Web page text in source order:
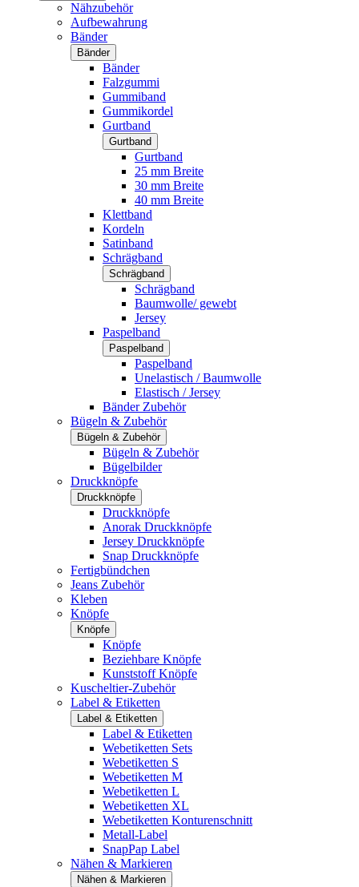
Nähzubehör
Aufbewahrung
Bänder
Bänder
Bänder
Falzgummi
Gummiband
Gummikordel
Gurtband
Gurtband
Gurtband
25 mm Breite
30 mm Breite
40 mm Breite
Klettband
Kordeln
Satinband
Schrägband
Schrägband
Schrägband
Baumwolle/ gewebt
Jersey
Paspelband
Paspelband
Paspelband
Unelastisch / Baumwolle
Elastisch / Jersey
Bänder Zubehör
Bügeln & Zubehör
Bügeln & Zubehör
Bügeln & Zubehör
Bügelbilder
Druckknöpfe
Druckknöpfe
Druckknöpfe
Anorak Druckknöpfe
Jersey Druckknöpfe
Snap Druckknöpfe
Fertigbündchen
Jeans Zubehör
Kleben
Knöpfe
Knöpfe
Knöpfe
Beziehbare Knöpfe
Kunststoff Knöpfe
Kuscheltier-Zubehör
Label & Etiketten
Label & Etiketten
Label & Etiketten
Webetiketten Sets
Webetiketten S
Webetiketten M
Webetiketten L
Webetiketten XL
Webetiketten Konturenschnitt
Metall-Label
SnapPap Label
Nähen & Markieren
Nähen & Markieren